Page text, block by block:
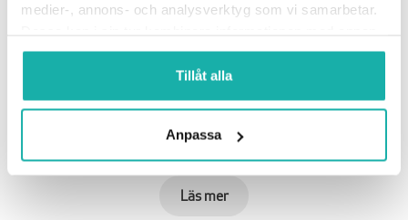
medier-, annons- och analysverktyg som vi samarbetar.
information som du har tillhandahållit eller som de har
samlat in när du har använt deras tjänster.
Tillåt alla
Anpassa
Webbtest + intyg
Praktisk övning går att lägga till
Läs mer